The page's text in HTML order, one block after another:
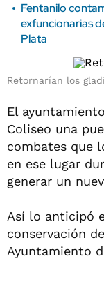
Fentanilo
exfuncionarias
Plata
Retornarían los
El
Coliseo una
combates que
en ese lugar
generar un
Así lo anticipó
conservación
Ayuntamiento